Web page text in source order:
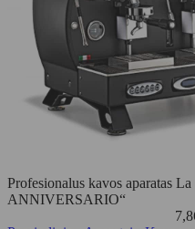
Profesionalus kavos aparatas
ANNIVERSARIO“